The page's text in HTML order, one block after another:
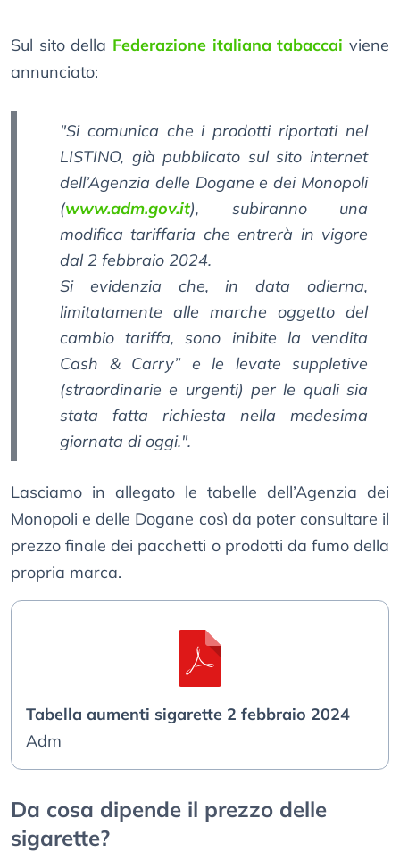
Sul sito della Federazione italiana tabaccai viene
annunciato:
"Si comunica che i prodotti riportati nel
LISTINO, già pubblicato sul sito internet
dell’Agenzia delle Dogane e dei Monopoli
(www.adm.gov.it), subiranno una
modifica tariffaria che entrerà in vigore
dal 2 febbraio 2024.
Si evidenzia che, in data odierna,
limitatamente alle marche oggetto del
cambio tariffa, sono inibite la vendita
Cash & Carry” e le levate suppletive
(straordinarie e urgenti) per le quali sia
stata fatta richiesta nella medesima
giornata di oggi.".
Lasciamo in allegato le tabelle dell’Agenzia dei
Monopoli e delle Dogane così da poter consultare il
prezzo finale dei pacchetti o prodotti da fumo della
propria marca.
Tabella aumenti sigarette 2 febbraio 2024
Adm
Da cosa dipende il prezzo delle
sigarette?